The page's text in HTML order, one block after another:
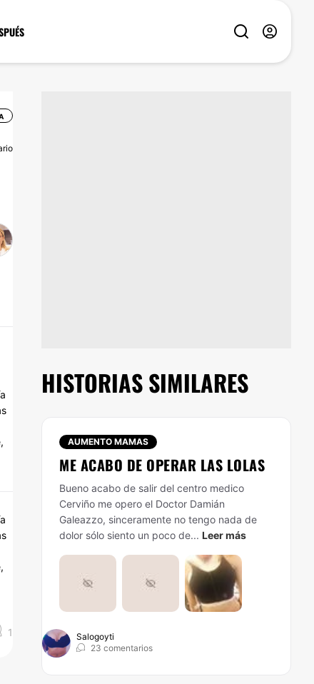
1
HISTORIAS SIMILARES
AUMENTO MAMAS
ME ACABO DE OPERAR LAS LOLAS
Bueno acabo de salir del centro medico
Cerviño me opero el Doctor Damián
Galeazzo, sinceramente no tengo nada de
dolor sólo siento un poco de... Leer más
Salogoyti
23 comentarios